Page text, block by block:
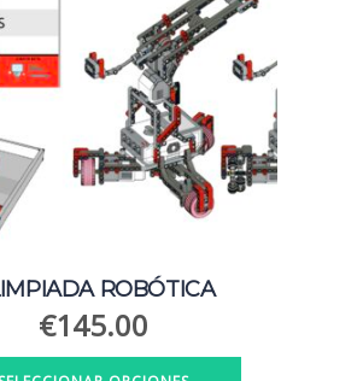
ROBÓTICA
€145.00